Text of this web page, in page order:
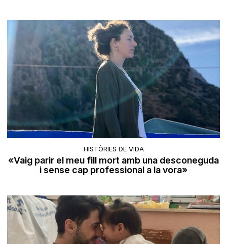
HISTÒRIES DE VIDA
«Vaig parir el meu fill mort amb una desconeguda
i sense cap professional a la vora»